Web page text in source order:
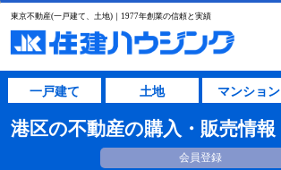
東京不動産(一戸建て、土地)｜1977年創業の信頼と実績
一戸建て 土地 マンション
港区の不動産の購入・販売情報
会員登録